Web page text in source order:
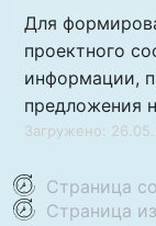
Для
проектного
информации,
предложения
Загружено:
Страница
Страница